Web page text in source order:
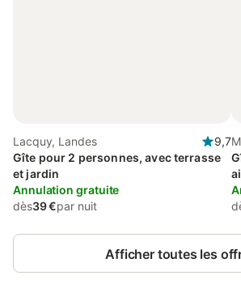
Lacquy, Landes
9,7
Gîte pour 2 personnes, avec terrasse
et jardin
Annulation gratuite
dès39 €par nuit
Afficher toutes les